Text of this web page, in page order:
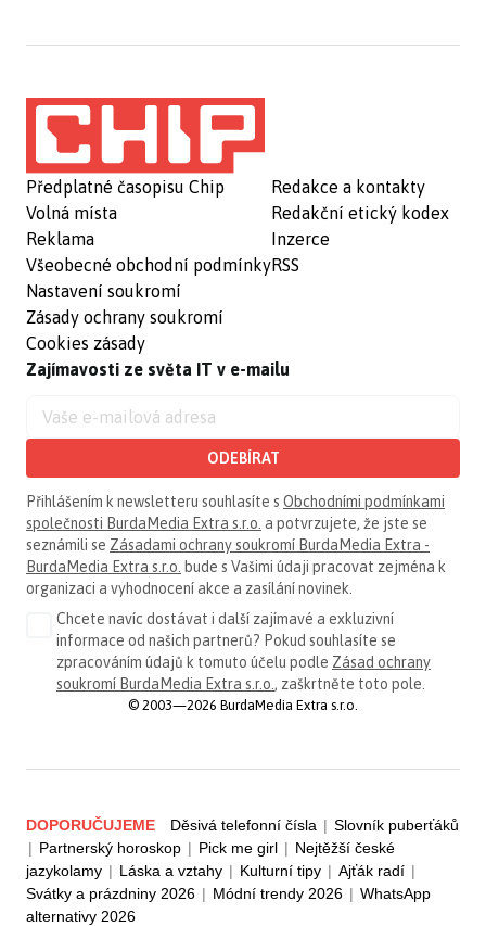
Předplatné časopisu Chip
Volná místa
Reklama
Všeobecné obchodní podmínky
Nastavení soukromí
Zásady ochrany soukromí
Cookies zásady
Redakce a kontakty
Redakční etický kodex
Inzerce
RSS
Zajímavosti ze světa IT v e-mailu
ODEBÍRAT
Přihlášením k newsletteru souhlasíte s Obchodními podmínkami
společnosti BurdaMedia Extra s.r.o. a potvrzujete, že jste se
seznámili se Zásadami ochrany soukromí BurdaMedia Extra -
BurdaMedia Extra s.r.o. bude s Vašimi údaji pracovat zejména k
organizaci a vyhodnocení akce a zasílání novinek.
Chcete navíc dostávat i další zajímavé a exkluzivní
informace od našich partnerů? Pokud souhlasíte se
zpracováním údajů k tomuto účelu podle Zásad ochrany
soukromí BurdaMedia Extra s.r.o. , zaškrtněte toto pole.
© 2003—2026 BurdaMedia Extra s.r.o.
DOPORUČUJEME Děsivá telefonní čísla | Slovník puberťáků
| Partnerský horoskop | Pick me girl | Nejtěžší české
jazykolamy | Láska a vztahy | Kulturní tipy | Ajťák radí |
Svátky a prázdniny 2026 | Módní trendy 2026 | WhatsApp
alternativy 2026